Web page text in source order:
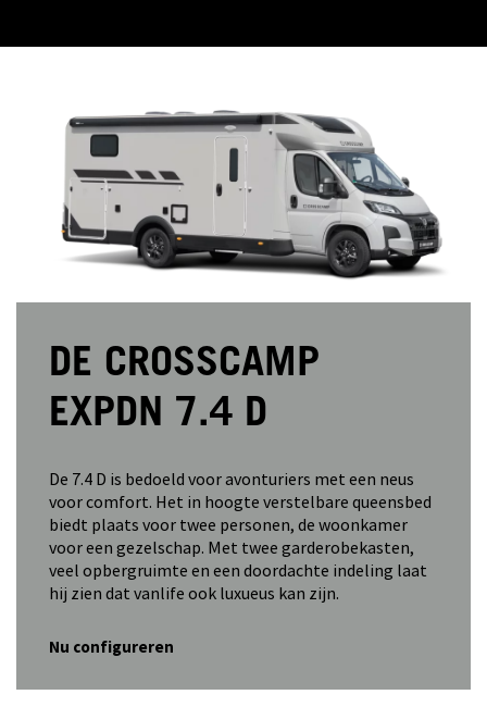
DE CROSSCAMP
EXPDN 7.4 D
De 7.4 D is bedoeld voor avonturiers met een neus
voor comfort. Het in hoogte verstelbare queensbed
biedt plaats voor twee personen, de woonkamer
voor een gezelschap. Met twee garderobekasten,
veel opbergruimte en een doordachte indeling laat
hij zien dat vanlife ook luxueus kan zijn.
Nu configureren